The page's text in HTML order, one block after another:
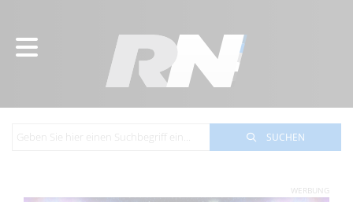
SUCHEN
WERBUNG